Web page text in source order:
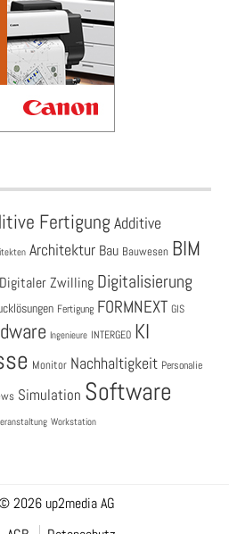
Fertigung Additive
Architektur Bau Bauwesen BIM
Digitaler Zwilling Digitalisierung
Fertigung FORMNEXT GIS
Ingenieure INTERGEO KI
Monitor Nachhaltigkeit Personalie
Simulation Software
Workstation
2026 up2media AG